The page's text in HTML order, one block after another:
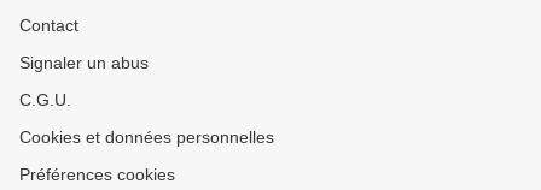
Contact
Signaler un abus
C.G.U.
Cookies et données personnelles
Préférences cookies